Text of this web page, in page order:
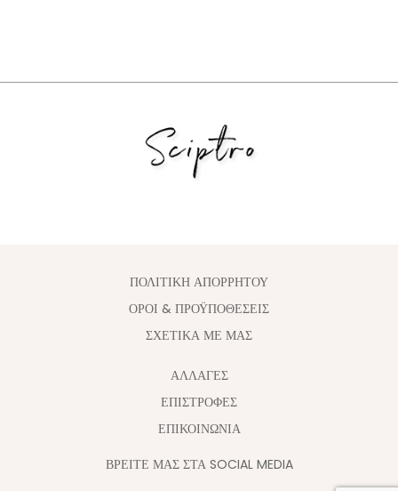
ΠΟΛΙΤΙΚΗ ΑΠΟΡΡΗΤΟΥ
ΟΡΟΙ & ΠΡΟΫΠΟΘΕΣΕΙΣ
ΣΧΕΤΙΚΑ ΜΕ ΜΑΣ
ΑΛΛΑΓΈΣ
ΕΠΙΣΤΡΟΦΕΣ
ΕΠΙΚΟΙΝΩΝΙΑ
ΒΡΕΙΤΕ ΜΑΣ ΣΤΑ SOCIAL MEDIA